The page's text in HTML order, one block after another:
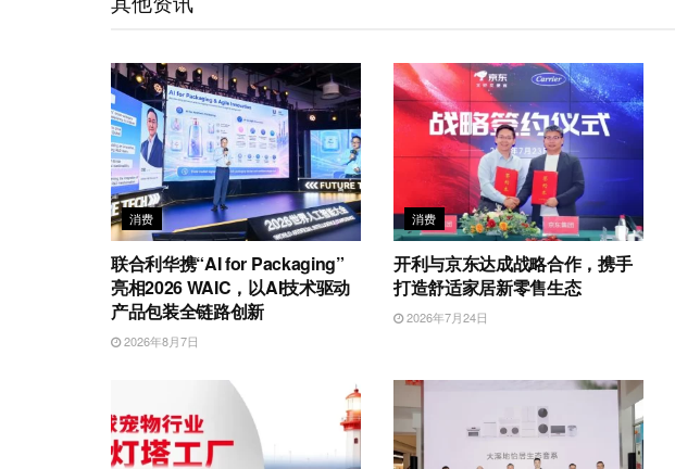
i
消费
联合利华携“AI for Packaging”
亮相2026 WAIC，以AI技术驱动
产品包装全链路创新
2026年8月7日
消费
开利与京东达成战略合作，携手
打造舒适家居新零售生态
2026年7月24日